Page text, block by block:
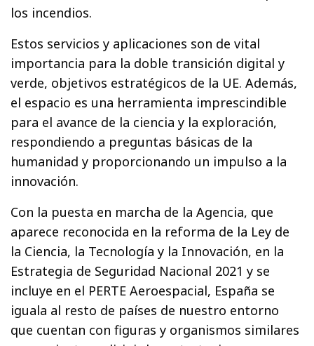
los incendios.
Estos servicios y aplicaciones son de vital
importancia para la doble transición digital y
verde, objetivos estratégicos de la UE. Además,
el espacio es una herramienta imprescindible
para el avance de la ciencia y la exploración,
respondiendo a preguntas básicas de la
humanidad y proporcionando un impulso a la
innovación.
Con la puesta en marcha de la Agencia, que
aparece reconocida en la reforma de la Ley de
la Ciencia, la Tecnología y la Innovación, en la
Estrategia de Seguridad Nacional 2021 y se
incluye en el PERTE Aeroespacial, España se
iguala al resto de países de nuestro entorno
que cuentan con figuras y organismos similares